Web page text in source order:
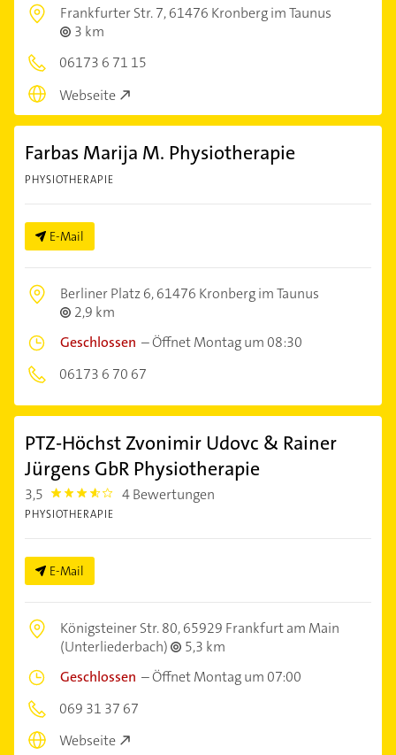
Frankfurter Str. 7,61476 Kronberg im Taunus
3 km
06173 6 71 15
Webseite
Farbas Marija M. Physiotherapie
PHYSIOTHERAPIE
E-Mail
Berliner Platz 6,61476 Kronberg im Taunus
2,9 km
Geschlossen –Öffnet Montag um 08:30
06173 6 70 67
PTZ-Höchst Zvonimir Udovc & Rainer
Jürgens GbR Physiotherapie
3,5 3.5 4 Bewertungen
PHYSIOTHERAPIE
E-Mail
Königsteiner Str. 80,65929 Frankfurt am Main
(Unterliederbach)
5,3 km
Geschlossen –Öffnet Montag um 07:00
069 31 37 67
Webseite